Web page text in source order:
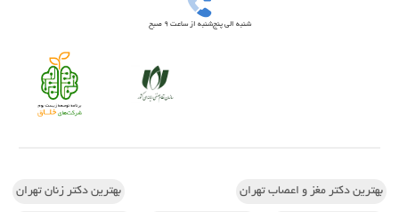
شنبه الی پنج‌شنبه از ساعت 9 صبح
بهترین دکتر مغز و اعصاب تهران بهترین دکتر زنان تهران